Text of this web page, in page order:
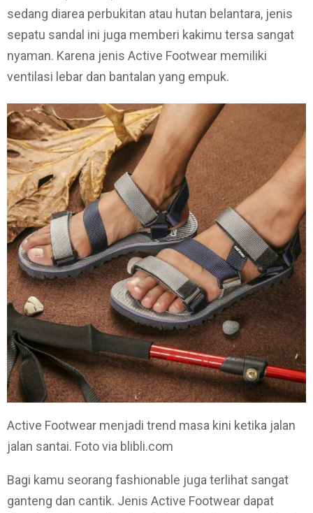
sedang diarea perbukitan atau hutan belantara, jenis
sepatu sandal ini juga memberi kakimu tersa sangat
nyaman. Karena jenis Active Footwear memiliki
ventilasi lebar dan bantalan yang empuk.
Active Footwear menjadi trend masa kini ketika jalan
jalan santai. Foto via blibli.com
Bagi kamu seorang fashionable juga terlihat sangat
ganteng dan cantik. Jenis Active Footwear dapat